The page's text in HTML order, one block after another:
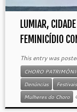
LUMIAR,
FEMINICÍDIO
This entry was
CHORO
Denúncias
Mulheres do Choro